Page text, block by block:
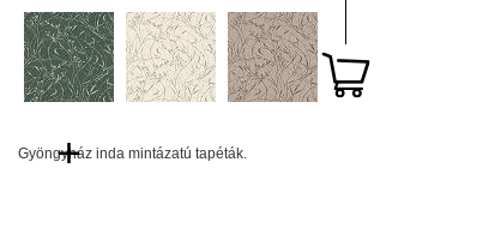
Gyöngyház inda mintázatú tapéták.